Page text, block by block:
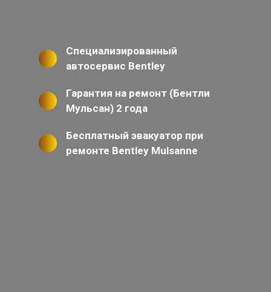
Специализированный
автосервис Bentley
Гарантия на ремонт (Бентли
Мульсан) 2 года
Бесплатный эвакуатор при
ремонте Bentley Mulsanne